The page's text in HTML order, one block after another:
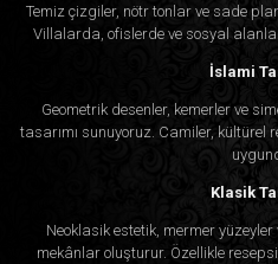
Temiz çizgiler, nötr tonlar ve sade
Villalarda, ofislerde ve sosyal
İslami
Geometrik desenler, kemerler ve
tasarımı sunuyoruz. Camiler, kültürel
Klasik
Neoklasik estetik, mermer
mekânlar oluşturur. Özellikle